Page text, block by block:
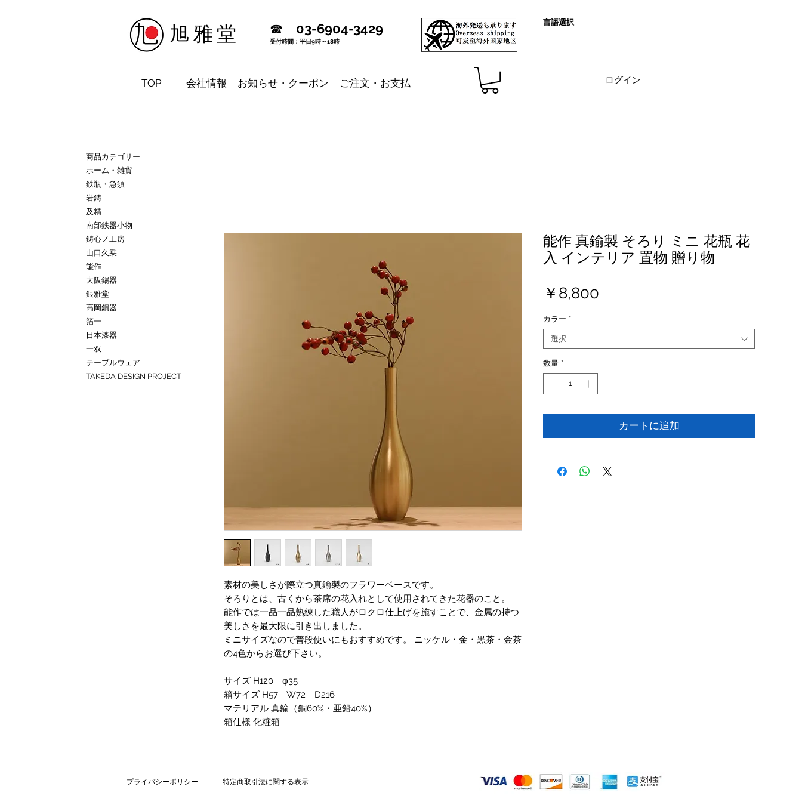
​旭雅堂 ☎ 03-6904-3429
受付時間：平日9時～18時
TOP 会社情報 お知らせ・クーポン ご注文・お支払
​言語選択
ログイン
素材の美しさが際立つ真鍮製のフラワーベースです。
そろりとは、古くから茶席の花入れとして使用されてきた花器のこと。
能作では一品一品熟練した職人がロクロ仕上げを施すことで、金属の持つ
美しさを最大限に引き出しました。
ミニサイズなので普段使いにもおすすめです。 ニッケル・金・黒茶・金茶
の4色からお選び下さい。
サイズ H120 φ35
箱サイズ H57 W72 D216
マテリアル 真鍮（銅60%・亜鉛40%）
箱仕様 化粧箱
能作 真鍮製 そろり ミニ 花瓶 花
入 インテリア 置物 贈り物
￥8,800
カラー *
選択
数量 *
カートに追加
商品カテゴリー
ホーム・雑貨
鉄瓶・急須
岩鋳
及精
南部鉄器小物
鋳心ノ工房
山口久乗
能作
大阪錫器
銀雅堂
高岡銅器
箔一
日本漆器
一双
テーブルウェア
TAKEDA DESIGN PROJECT
プライバシーポリシー 特定商取引法に関する表示